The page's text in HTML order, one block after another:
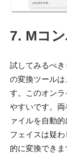
ステップ
2。
7. Mコ
試してみるべ
の変換ツール
す。このオンラ
やすいです。
ァイルを自動
フェイスは疑
的に変換でき